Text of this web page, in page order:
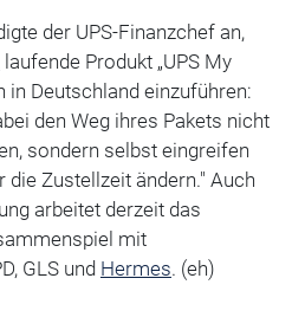
der UPS-Finanzchef an,
laufende Produkt „UPS My
in Deutschland einzuführen:
den Weg ihres Pakets nicht
sondern selbst eingreifen
die Zustellzeit ändern." Auch
arbeitet derzeit das
mit
GLS und Hermes. (eh)